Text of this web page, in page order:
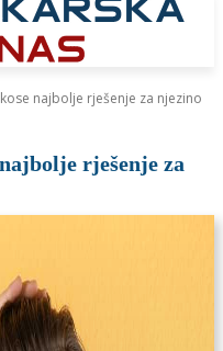
najbolje rješenje za njezino
rješenje za